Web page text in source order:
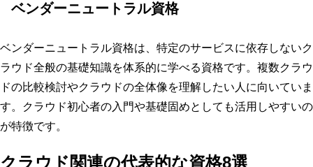
ベンダーニュートラル資格
ベンダーニュートラル資格は、特定のサービスに依存しないク
ラウド全般の基礎知識を体系的に学べる資格です。複数クラウ
ドの比較検討やクラウドの全体像を理解したい人に向いていま
す。クラウド初心者の入門や基礎固めとしても活用しやすいの
が特徴です。
クラウド関連の代表的な資格8選